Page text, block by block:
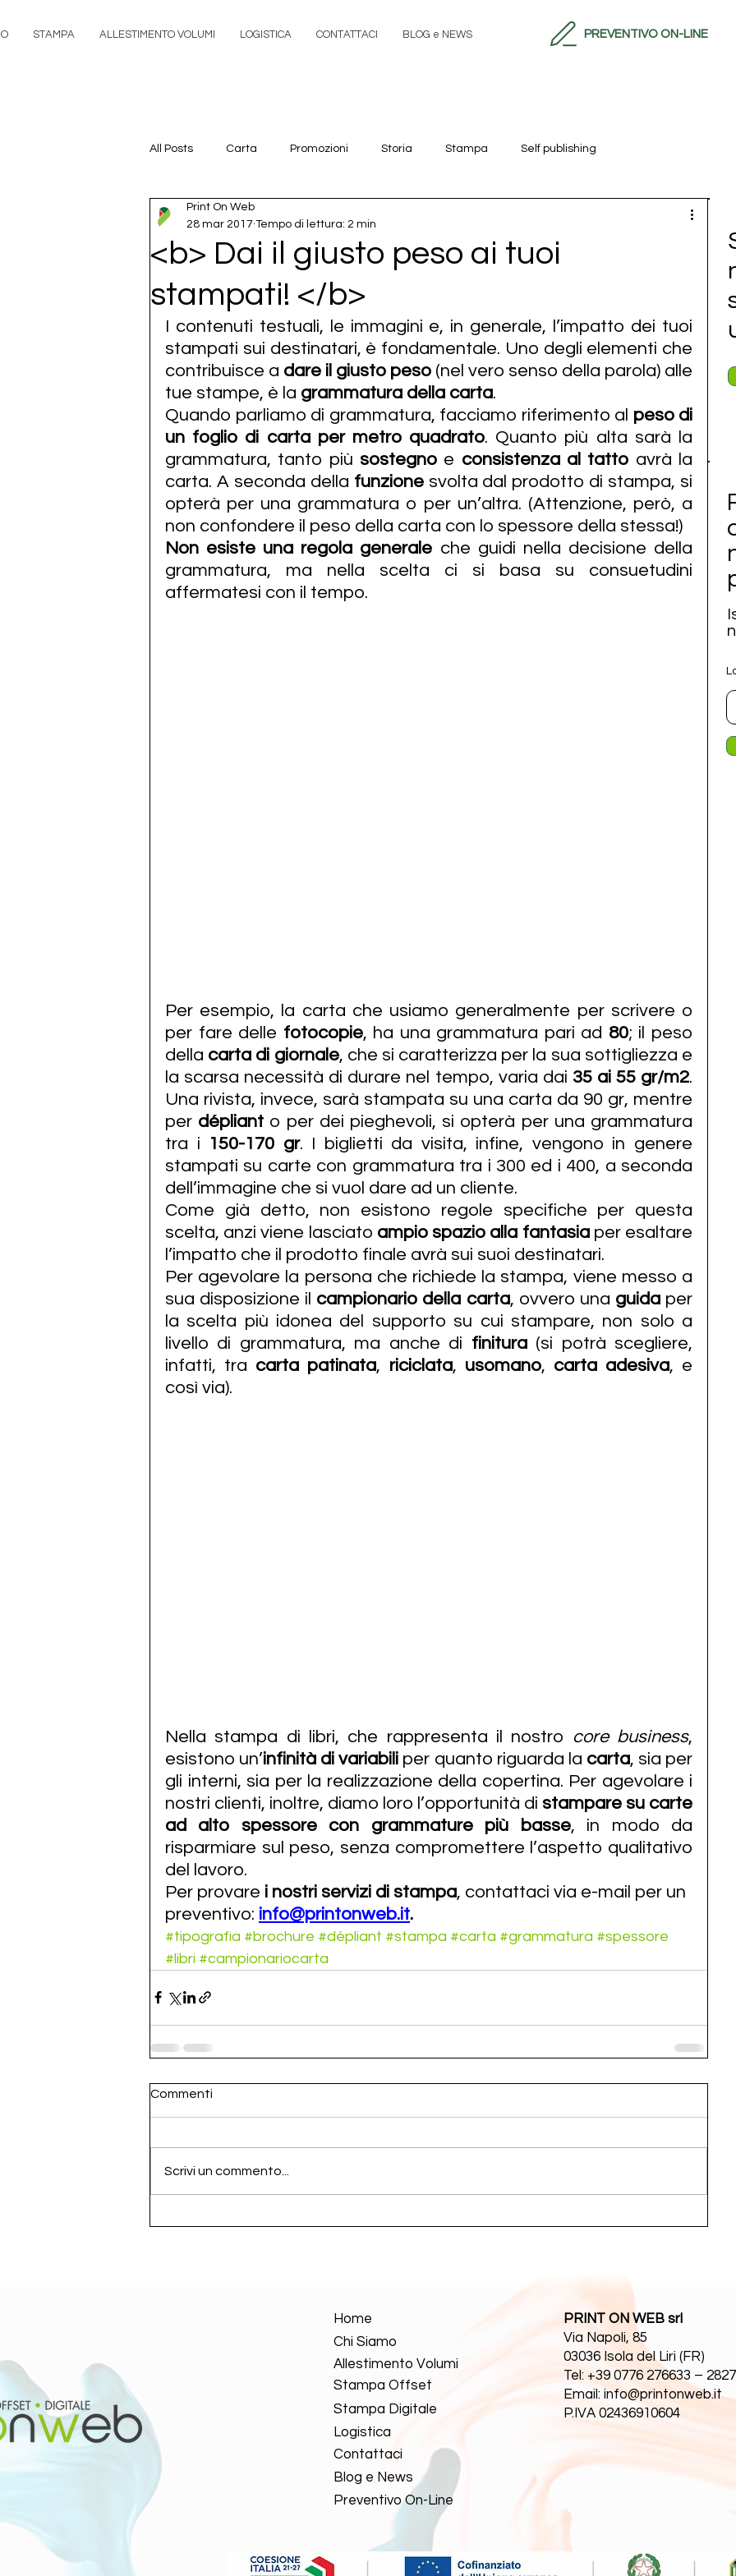
STAMPA ALLESTIMENTO VOLUMI LOGISTICA CONTATTACI BLOG e NEWS PREVENTIVO ON-LINE
All Posts Carta Promozioni Storia Stampa Self publishing
<b> Dai il giusto peso ai tuoi
stampati! </b>
Print On Web
28 mar 2017 Tempo di lettura: 2 min
I contenuti testuali, le immagini e, in generale, l’impatto dei tuoi
stampati sui destinatari, è fondamentale. Uno degli elementi che
contribuisce a dare il giusto peso (nel vero senso della parola) alle
tue stampe, è la grammatura della carta.
Quando parliamo di grammatura, facciamo riferimento al peso di
un foglio di carta per metro quadrato. Quanto più alta sarà la
grammatura, tanto più sostegno e consistenza al tatto avrà la
carta. A seconda della funzione svolta dal prodotto di stampa, si
opterà per una grammatura o per un’altra. (Attenzione, però, a
non confondere il peso della carta con lo spessore della stessa!)
Non esiste una regola generale che guidi nella decisione della
grammatura, ma nella scelta ci si basa su consuetudini
affermatesi con il tempo.
Per esempio, la carta che usiamo generalmente per scrivere o
per fare delle fotocopie, ha una grammatura pari ad 80; il peso
della carta di giornale, che si caratterizza per la sua sottigliezza e
la scarsa necessità di durare nel tempo, varia dai 35 ai 55 gr/m2.
Una rivista, invece, sarà stampata su una carta da 90 gr, mentre
per dépliant o per dei pieghevoli, si opterà per una grammatura
tra i
150-170 gr. I biglietti da visita, infine, vengono in genere
stampati su carte con grammatura tra i 300 ed i 400, a seconda
dell’immagine che si vuol dare ad un cliente.
Come già detto, non esistono regole specifiche per questa
scelta, anzi viene lasciato ampio spazio alla fantasia per esaltare
l’impatto che il prodotto finale avrà sui suoi destinatari.
Per agevolare la persona che richiede la stampa, viene messo a
sua disposizione il campionario della carta, ovvero una guida per
la scelta più idonea del supporto su cui stampare, non solo a
livello di grammatura, ma anche di finitura (si potrà scegliere,
infatti, tra carta patinata, riciclata, usomano, carta adesiva, e
così via).
Nella stampa di libri, che rappresenta il nostro core business,
esistono un’infinità di variabili per quanto riguarda la carta, sia per
gli interni, sia per la realizzazione della copertina. Per agevolare i
nostri clienti, inoltre, diamo loro l’opportunità di stampare su carte
ad alto spessore con grammature più basse, in modo da
risparmiare sul peso, senza compromettere l’aspetto qualitativo
del lavoro.
Per provare i nostri servizi di stampa, contattaci via e-mail per un
preventivo: info@printonweb.it.
#tipografia #brochure #dépliant #stampa #carta #grammatura #spessore
#libri #campionariocarta
Commenti
Scrivi un commento...
Home
Chi Siamo
Allestimento Volumi
Stampa Offset
Stampa Digitale
Logistica
Contattaci
Blog e News
Preventivo On-Line
PRINT ON WEB srl
Via Napoli, 85
03036 Isola del Liri (FR)
Tel: +39 0776 276633 –
Email: info@printonweb.it
P.IVA 02436910604